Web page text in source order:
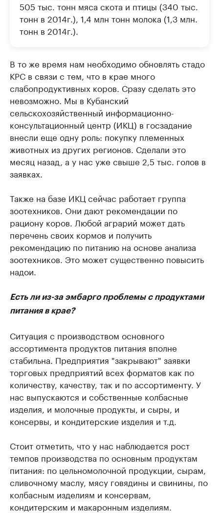
505 тыс. тонн мяса скота и птицы (340 тыс.
тонн в 2014г.), 1,4 млн тонн молока (1,3 млн.
тонн в 2014г.).
В то же время нам необходимо обновлять стадо
КРС в связи с тем, что в крае много
слабопродуктивных коров. Сразу сделать это
невозможно. Мы в Кубанский
сельскохозяйственный информационно-
консультационный центр (ИКЦ) в госзадание
внесли еще одну роль: покупку племенных
животных из других регионов. Сделали это
месяц назад, а у нас уже свыше 2,5 тыс. голов в
заявках.
Также на базе ИКЦ сейчас работает группа
зоотехников. Они дают рекомендации по
рациону коров. Любой аграрий может дать
перечень своих кормов и получить
рекомендацию по питанию на основе анализа
зоотехников. Это может существенно повысить
надои.
Есть ли из-за эмбарго проблемы с продуктами
питания в крае?
Ситуация с производством основного
ассортимента продуктов питания вполне
стабильна. Предприятия "закрывают" заявки
торговых предприятий всех форматов как по
количеству, качеству, так и по ассортименту. У
нас выпускаются и собственные колбасные
изделия, и молочные продукты, и сыры, и
консервы, и кондитерские изделия и т.д.
Стоит отметить, что у нас наблюдается рост
темпов производства по основным продуктам
питания: по цельномолочной продукции, сырам,
сливочному маслу, мясу говядины и свинины, по
колбасным изделиям и консервам,
кондитерским и макаронным изделиям.